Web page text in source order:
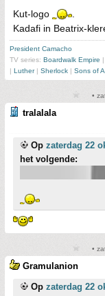
Kut-logo
Kadafi in Beatrix-
President Camacho
TV series: Boardwalk Empire |
| Luther| Sherlock | Sons of
•
tralalala
Op zaterdag 22
het volgende:
•
Gramulanion
Op zaterdag 22